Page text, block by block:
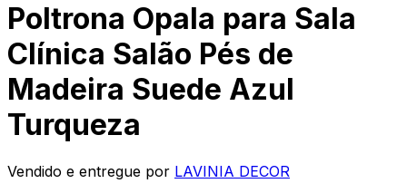
Poltrona Opala para Sala
Clínica Salão Pés de
Madeira Suede Azul
Turqueza
Vendido e entregue por LAVINIA DECOR